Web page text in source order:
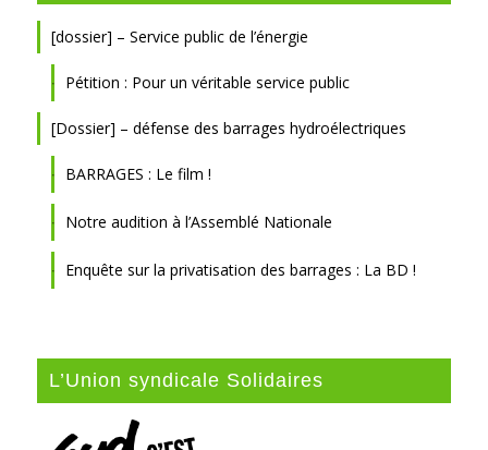
[dossier] – Service public de l’énergie
Pétition : Pour un véritable service public
[Dossier] – défense des barrages hydroélectriques
BARRAGES : Le film !
Notre audition à l’Assemblé Nationale
Enquête sur la privatisation des barrages : La BD !
L’Union syndicale Solidaires